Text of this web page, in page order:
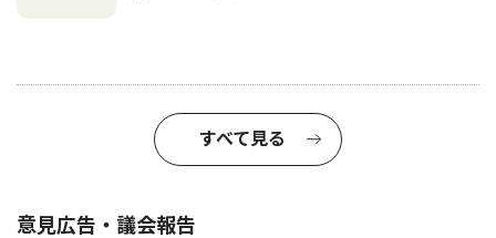
すべて見る
意見広告・議会報告